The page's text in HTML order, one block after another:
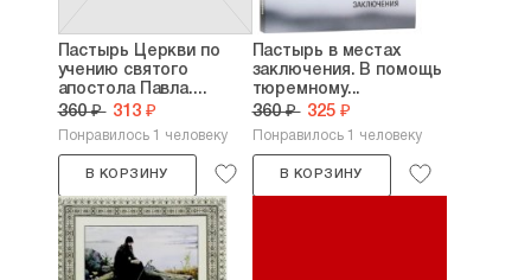
Пастырь Церкви по
учению святого
апостола Павла....
360 ₽ 313 ₽
Понравилось 1 человеку
В КОРЗИНУ
Пастырь в местах
заключения. В помощь
тюремному...
360 ₽ 325 ₽
Понравилось 1 человеку
В КОРЗИНУ